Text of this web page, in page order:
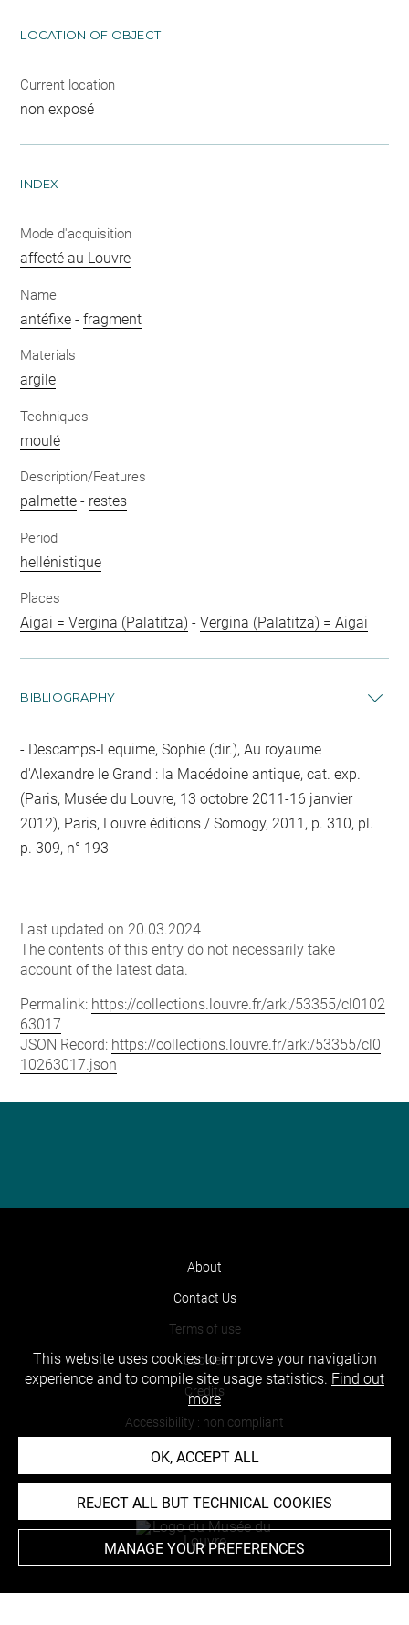
LOCATION OF OBJECT
Current location
non exposé
INDEX
Mode d'acquisition
affecté au Louvre
Name
antéfixe -fragment
Materials
argile
Techniques
moulé
Description/Features
palmette - restes
Period
hellénistique
Places
Aigai = Vergina (Palatitza) -Vergina (Palatitza) = Aigai
BIBLIOGRAPHY
Descamps-Lequime, Sophie (dir.), Au royaume
d'Alexandre le Grand : la Macédoine antique, cat. exp.
(Paris, Musée du Louvre, 13 octobre 2011-16 janvier
2012), Paris, Louvre éditions / Somogy, 2011, p. 310, pl.
p. 309, n° 193
Last updated on 20.03.2024
The contents of this entry do not necessarily take
account of the latest data.
Permalink: https://collections.louvre.fr/ark:/53355/cl0102
63017
JSON Record: https://collections.louvre.fr/ark:/53355/cl0
10263017.json
About
Contact Us
Terms of use
Cookies
Credits
Accessibility : non compliant
This website uses cookies to improve your navigation
experience and to compile site usage statistics. Find out
more
OK, ACCEPT ALL
REJECT ALL BUT TECHNICAL COOKIES
MANAGE YOUR PREFERENCES